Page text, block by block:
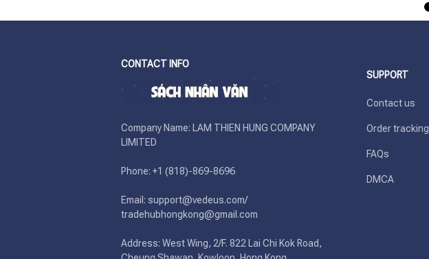
CONTACT INFO
Company Name: LAM THIEN HUNG COMPANY
LIMITED
Phone: +1 (818)-869-8696
Email: support@vedeus.com/
tradehubhongkong@gmail.com
Address: West Wing, 2/F. 822 Lai Chi Kok Road,
SUPPORT
Contact us
Order tracking
FAQs
DMCA